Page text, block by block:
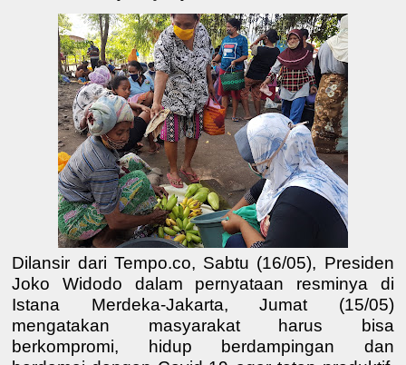
Dilansir dari Tempo.co, Sabtu (16/05), Presiden
Joko Widodo dalam pernyataan resminya di
Istana Merdeka-Jakarta, Jumat (15/05)
mengatakan masyarakat harus bisa
berkompromi, hidup berdampingan dan